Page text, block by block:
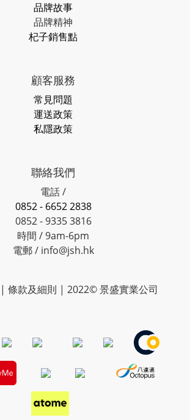
品牌故事
品牌精神
杞子銷售點
顧客服務
常見問題
運送政策
私隱政策
聯絡我們
電話 /
0852 - 6652 2838
0852 - 9335 3816
時間 / 9am-6pm
電郵 / info@jsh.hk
條款及細則 | 2022© 景盛實業公司